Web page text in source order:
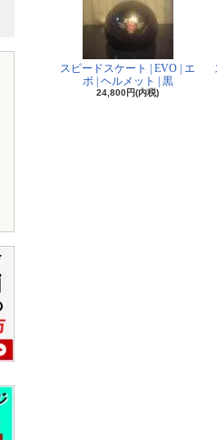
スピードスケート | EVO | エ
ボ | ヘルメット | 黒
24,800円(内税)